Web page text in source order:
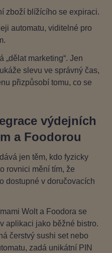
zboží blížícího se expiraci.
automatu, viditelné pro
„dělat marketing“. Jen
slevu ve správný čas,
přizpůsobí tomu, co se
výdejních
a Foodorou
jen těm, kdo fyzicky
rovnici mění tím, že
dostupné v doručovacích
Wolt a Foodora se
aplikaci jako běžné bistro.
čerstvý sushi set nebo
zadá unikátní PIN